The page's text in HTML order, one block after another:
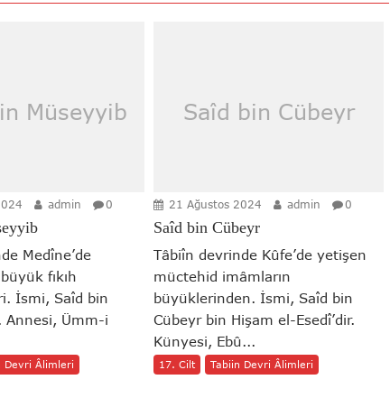
Müseyyib
admin 0
Medîne’de
fıkıh
İsmi, Saîd bin
Annesi, Ümm-i
Devri Âlimleri
Saîd bin Cübeyr
21 Ağustos 2024 admin 0
Saîd bin Cübeyr
Tâbiîn devrinde Kûfe’de yetişen
müctehid imâmların
büyüklerinden. İsmi, Saîd bin
Cübeyr bin Hişam el-Esedî’dir.
Künyesi, Ebû...
17. Cilt Tabiin Devri Âlimleri